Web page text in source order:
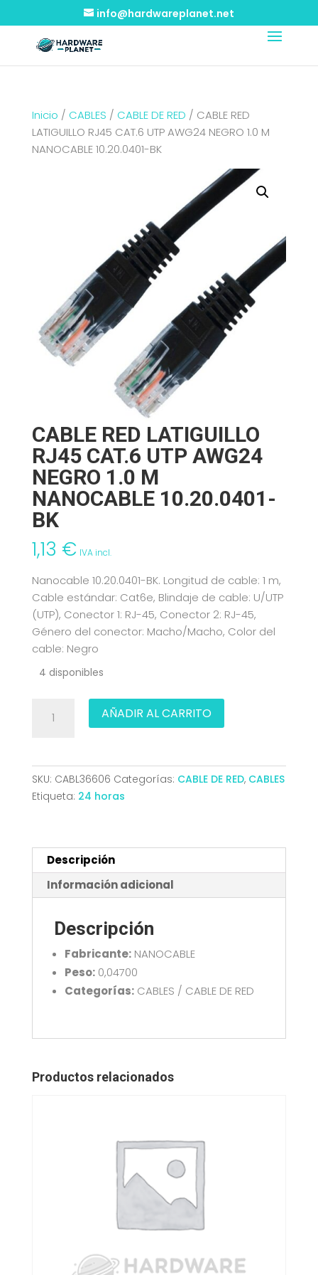
info@hardwareplanet.net
Inicio / CABLES / CABLE DE RED / CABLE RED
LATIGUILLO RJ45 CAT.6 UTP AWG24 NEGRO 1.0 M
NANOCABLE 10.20.0401-BK
CABLE RED LATIGUILLO
RJ45 CAT.6 UTP AWG24
NEGRO 1.0 M
NANOCABLE 10.20.0401-
BK
1,13 € IVA incl.
Nanocable 10.20.0401-BK. Longitud de cable: 1 m,
Cable estándar: Cat6e, Blindaje de cable: U/UTP
(UTP), Conector 1: RJ-45, Conector 2: RJ-45,
Género del conector: Macho/Macho, Color del
cable: Negro
4 disponibles
CAT.6
UTP
NANOCABLE
10.20.0401-
cantidad
AÑADIR AL CARRITO
SKU: CABL36606 Categorías: CABLE DE RED, CABLES
Etiqueta: 24 horas
Descripción
Información adicional
Descripción
Fabricante:NANOCABLE
Peso:0,04700
Categorías:CABLES / CABLE DE RED
Productos relacionados